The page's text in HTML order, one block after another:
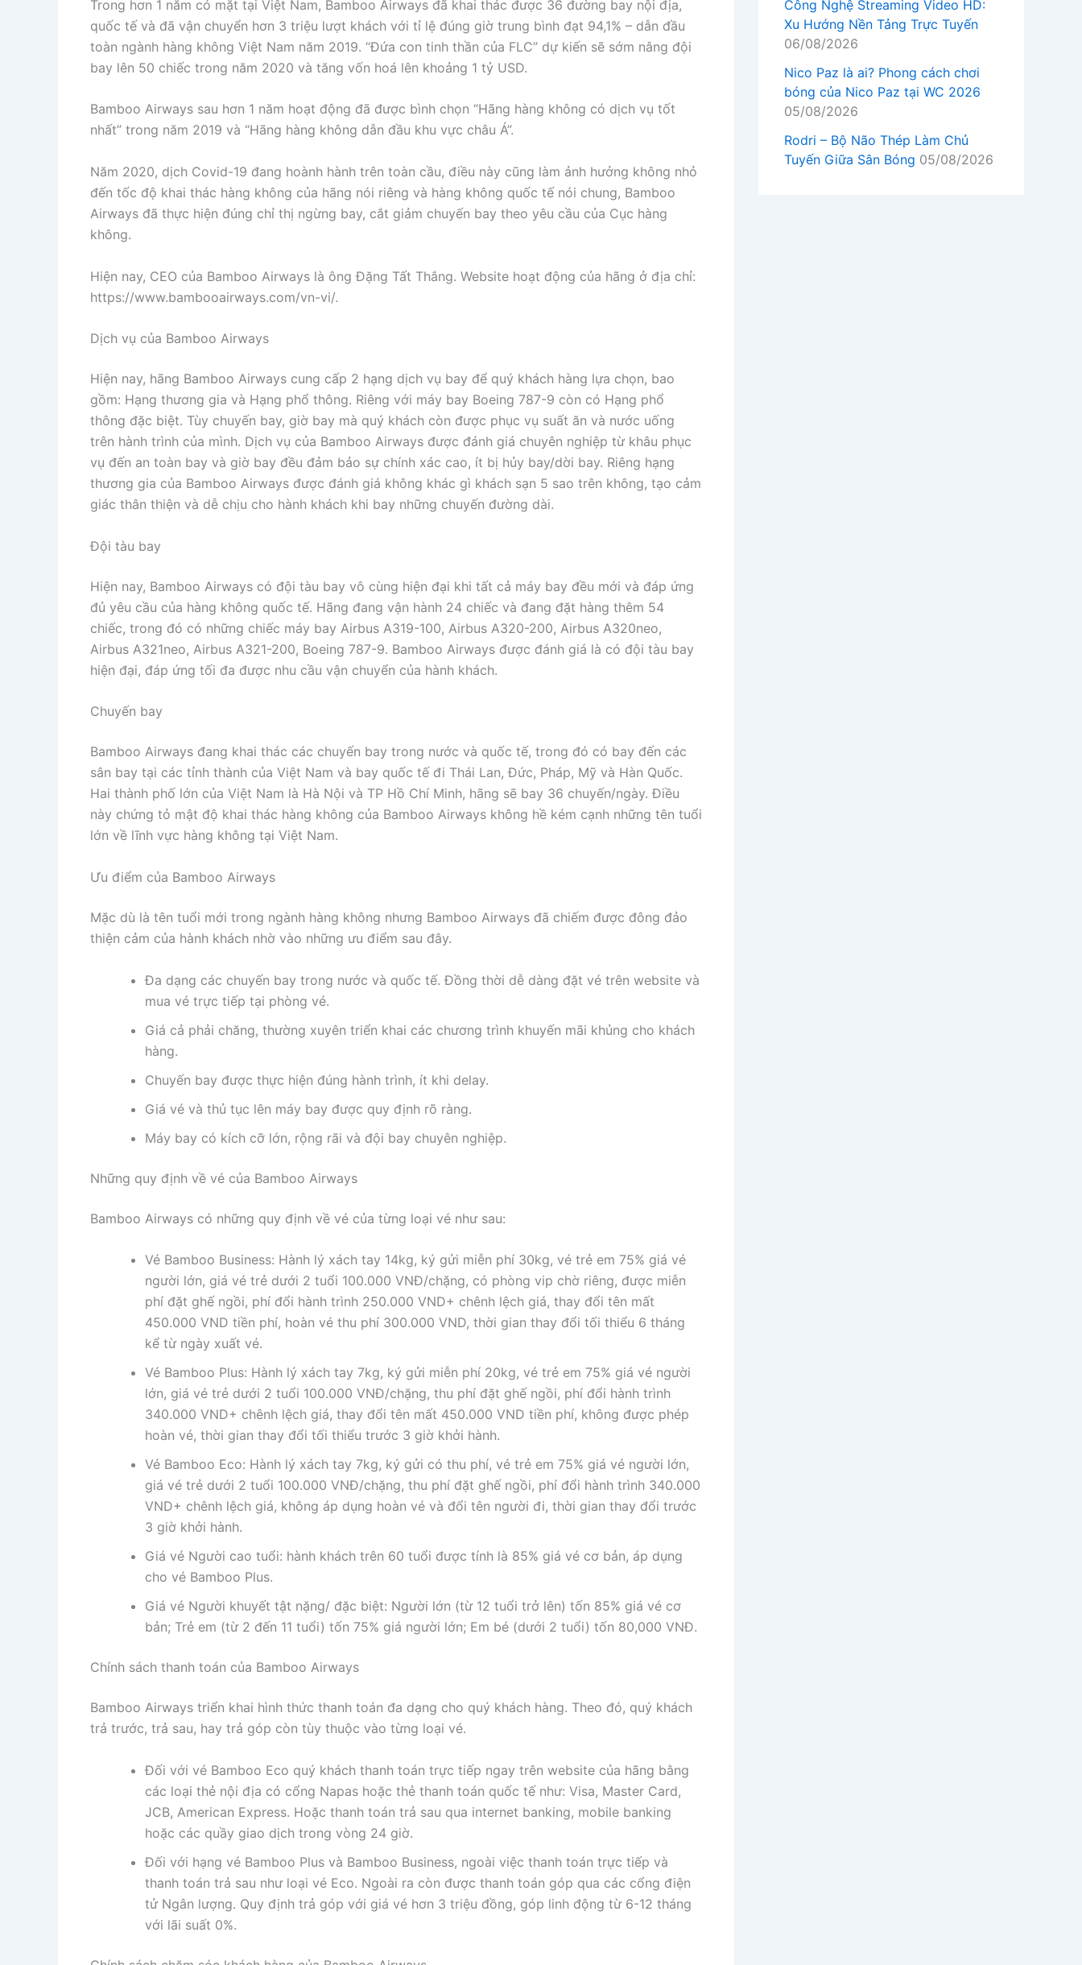
Trong hơn 1 năm có mặt tại Việt Nam, Bamboo Airways đã khai thác được 36 đường bay nội địa,
quốc tế và đã vận chuyển hơn 3 triệu lượt khách với tỉ lệ đúng giờ trung bình đạt 94,1% – dẫn đầu
toàn ngành hàng không Việt Nam năm 2019. “Đứa con tinh thần của FLC” dự kiến sẽ sớm nâng đội
bay lên 50 chiếc trong năm 2020 và tăng vốn hoá lên khoảng 1 tỷ USD.
Bamboo Airways sau hơn 1 năm hoạt động đã được bình chọn “Hãng hàng không có dịch vụ tốt
nhất” trong năm 2019 và “Hãng hàng không dẫn đầu khu vực châu Á”.
Năm 2020, dịch Covid-19 đang hoành hành trên toàn cầu, điều này cũng làm ảnh hưởng không nhỏ
đến tốc độ khai thác hàng không của hãng nói riêng và hàng không quốc tế nói chung, Bamboo
Airways đã thực hiện đúng chỉ thị ngừng bay, cắt giảm chuyến bay theo yêu cầu của Cục hàng
không.
Hiện nay, CEO của Bamboo Airways là ông Đặng Tất Thắng. Website hoạt động của hãng ở địa chỉ:
https://www.bambooairways.com/vn-vi/.
Dịch vụ của Bamboo Airways
Hiện nay, hãng Bamboo Airways cung cấp 2 hạng dịch vụ bay để quý khách hàng lựa chọn, bao
gồm: Hạng thương gia và Hạng phổ thông. Riêng với máy bay Boeing 787-9 còn có Hạng phổ
thông đặc biệt. Tùy chuyến bay, giờ bay mà quý khách còn được phục vụ suất ăn và nước uống
trên hành trình của mình. Dịch vụ của Bamboo Airways được đánh giá chuyên nghiệp từ khâu phục
vụ đến an toàn bay và giờ bay đều đảm bảo sự chính xác cao, ít bị hủy bay/dời bay. Riêng hạng
thương gia của Bamboo Airways được đánh giá không khác gì khách sạn 5 sao trên không, tạo cảm
giác thân thiện và dễ chịu cho hành khách khi bay những chuyến đường dài.
Đội tàu bay
Hiện nay, Bamboo Airways có đội tàu bay vô cùng hiện đại khi tất cả máy bay đều mới và đáp ứng
đủ yêu cầu của hàng không quốc tế. Hãng đang vận hành 24 chiếc và đang đặt hàng thêm 54
chiếc, trong đó có những chiếc máy bay Airbus A319-100, Airbus A320-200, Airbus A320neo,
Airbus A321neo, Airbus A321-200, Boeing 787-9. Bamboo Airways được đánh giá là có đội tàu bay
hiện đại, đáp ứng tối đa được nhu cầu vận chuyển của hành khách.
Chuyến bay
Bamboo Airways đang khai thác các chuyến bay trong nước và quốc tế, trong đó có bay đến các
sân bay tại các tỉnh thành của Việt Nam và bay quốc tế đi Thái Lan, Đức, Pháp, Mỹ và Hàn Quốc.
Hai thành phố lớn của Việt Nam là Hà Nội và TP Hồ Chí Minh, hãng sẽ bay 36 chuyến/ngày. Điều
này chứng tỏ mật độ khai thác hàng không của Bamboo Airways không hề kém cạnh những tên tuổi
lớn về lĩnh vực hàng không tại Việt Nam.
Ưu điểm của Bamboo Airways
Mặc dù là tên tuổi mới trong ngành hàng không nhưng Bamboo Airways đã chiếm được đông đảo
thiện cảm của hành khách nhờ vào những ưu điểm sau đây.
Đa dạng các chuyến bay trong nước và quốc tế. Đồng thời dễ dàng đặt vé trên website và
mua vé trực tiếp tại phòng vé.
Giá cả phải chăng, thường xuyên triển khai các chương trình khuyến mãi khủng cho khách
hàng.
Chuyến bay được thực hiện đúng hành trình, ít khi delay.
Giá vé và thủ tục lên máy bay được quy định rõ ràng.
Máy bay có kích cỡ lớn, rộng rãi và đội bay chuyên nghiệp.
Những quy định về vé của Bamboo Airways
Bamboo Airways có những quy định về vé của từng loại vé như sau:
Vé Bamboo Business: Hành lý xách tay 14kg, ký gửi miễn phí 30kg, vé trẻ em 75% giá vé
người lớn, giá vé trẻ dưới 2 tuổi 100.000 VNĐ/chặng, có phòng vip chờ riêng, được miễn
phí đặt ghế ngồi, phí đổi hành trình 250.000 VND+ chênh lệch giá, thay đổi tên mất
450.000 VND tiền phí, hoàn vé thu phí 300.000 VND, thời gian thay đổi tối thiểu 6 tháng
kể từ ngày xuất vé.
Vé Bamboo Plus: Hành lý xách tay 7kg, ký gửi miễn phí 20kg, vé trẻ em 75% giá vé người
lớn, giá vé trẻ dưới 2 tuổi 100.000 VNĐ/chặng, thu phí đặt ghế ngồi, phí đổi hành trình
340.000 VND+ chênh lệch giá, thay đổi tên mất 450.000 VND tiền phí, không được phép
hoàn vé, thời gian thay đổi tối thiểu trước 3 giờ khởi hành.
Vé Bamboo Eco: Hành lý xách tay 7kg, ký gửi có thu phí, vé trẻ em 75% giá vé người lớn,
giá vé trẻ dưới 2 tuổi 100.000 VNĐ/chặng, thu phí đặt ghế ngồi, phí đổi hành trình 340.000
VND+ chênh lệch giá, không áp dụng hoàn vé và đổi tên người đi, thời gian thay đổi trước
3 giờ khởi hành.
Giá vé Người cao tuổi: hành khách trên 60 tuổi được tính là 85% giá vé cơ bản, áp dụng
cho vé Bamboo Plus.
Giá vé Người khuyết tật nặng/ đặc biệt: Người lớn (từ 12 tuổi trở lên) tốn 85% giá vé cơ
bản; Trẻ em (từ 2 đến 11 tuổi) tốn 75% giá người lớn; Em bé (dưới 2 tuổi) tốn 80,000 VNĐ.
Chính sách thanh toán của Bamboo Airways
Bamboo Airways triển khai hình thức thanh toán đa dạng cho quý khách hàng. Theo đó, quý khách
trả trước, trả sau, hay trả góp còn tùy thuộc vào từng loại vé.
Đối với vé Bamboo Eco quý khách thanh toán trực tiếp ngay trên website của hãng bằng
các loại thẻ nội địa có cổng Napas hoặc thẻ thanh toán quốc tế như: Visa, Master Card,
JCB, American Express. Hoặc thanh toán trả sau qua internet banking, mobile banking
hoặc các quầy giao dịch trong vòng 24 giờ.
Đối với hạng vé Bamboo Plus và Bamboo Business, ngoài việc thanh toán trực tiếp và
thanh toán trả sau như loại vé Eco. Ngoài ra còn được thanh toán góp qua các cổng điện
tử Ngân lượng. Quy định trả góp với giá vé hơn 3 triệu đồng, góp linh động từ 6-12 tháng
với lãi suất 0%.
Công Nghệ Streaming Video HD:
Xu Hướng Nền Tảng Trực Tuyến
06/08/2026
Nico Paz là ai? Phong cách chơi
bóng của Nico Paz tại WC 2026
05/08/2026
Rodri – Bộ Não Thép Làm Chủ
Tuyến Giữa Sân Bóng 05/08/2026